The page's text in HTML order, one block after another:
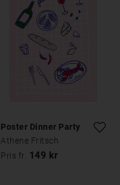
Poster Dinner Party
Athene Fritsch
Pris fr. 149 kr